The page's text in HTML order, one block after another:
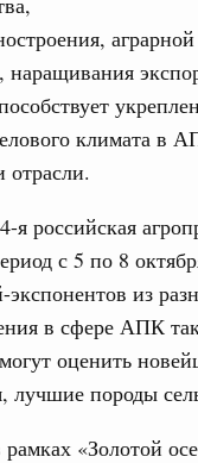
наращивания
климата в
отрасли.
я российская
с 5 по 8
экспонентов из
в сфере АПК
оценить
лучшие породы
«Золотой
с зарубежными
и
туризм
110
регионах